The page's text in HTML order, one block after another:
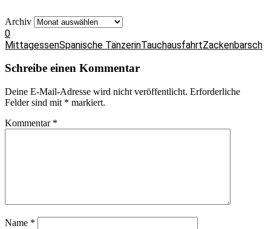
Archiv
0
MittagessenSpanische TänzerinTauchausfahrtZackenbarsch
Schreibe einen Kommentar
Deine E-Mail-Adresse wird nicht veröffentlicht. Erforderliche
Felder sind mit * markiert.
Kommentar *
Name *